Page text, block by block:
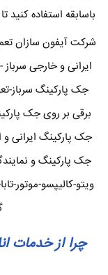
باسابقه استفاده
شرکت آیفون سازان
ایرانی و خارجی
جک پارکینگ سرباز-
برقی بر روی جک
جک پارکینگ ایرانی و
جک پارکینگ و
ویتو-کالیپسو-موتور-
چرا از خدمات